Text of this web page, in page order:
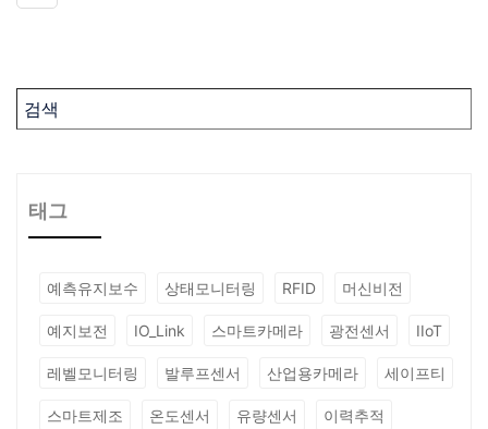
태그
예측유지보수 상태모니터링 RFID 머신비전
예지보전 IO_Link 스마트카메라 광전센서 IIoT
레벨모니터링 발루프센서 산업용카메라 세이프티
스마트제조 온도센서 유량센서 이력추적